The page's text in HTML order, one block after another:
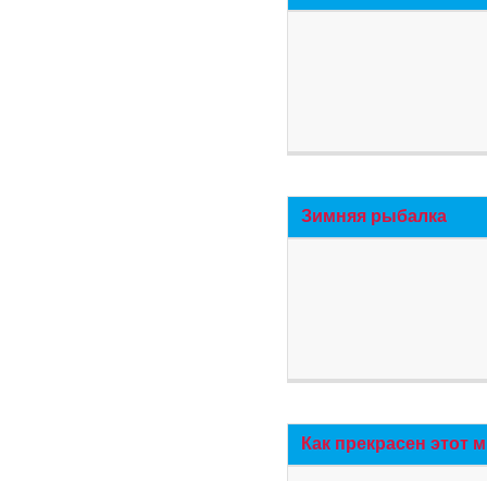
Зимняя рыбалка
Как прекрасен этот